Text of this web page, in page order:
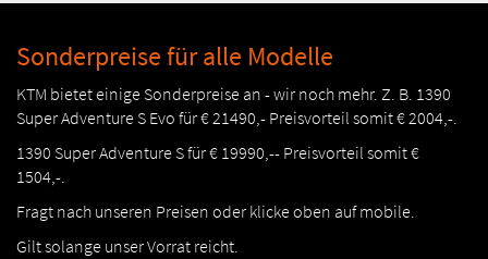
Sonderpreise für alle Modelle
KTM bietet einige Sonderpreise an - wir noch mehr. Z. B. 1390
Super Adventure S Evo für € 21490,- Preisvorteil somit € 2004,-.
1390 Super Adventure S für € 19990,-- Preisvorteil somit €
1504,-.
Fragt nach unseren Preisen oder klicke oben auf mobile.
Gilt solange unser Vorrat reicht.